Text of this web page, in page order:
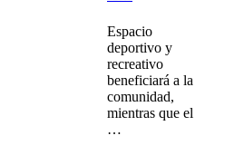
Espacio
deportivo y
recreativo
beneficiará a la
comunidad,
mientras que el
…